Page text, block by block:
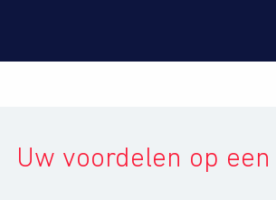
Uw voordelen op